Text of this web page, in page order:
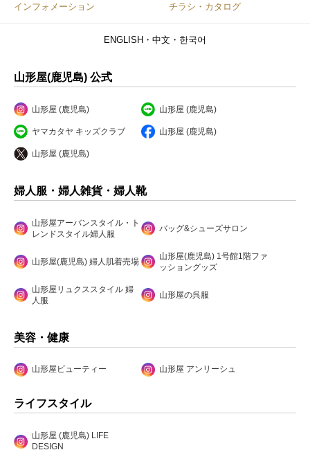
インフォメーション チラシ・カタログ
ENGLISH・中文・한국어
山形屋(鹿児島) 公式
山形屋 (鹿児島) 山形屋 (鹿児島)
ヤマカタヤ キッズクラブ 山形屋 (鹿児島)
山形屋 (鹿児島)
婦人服・婦人雑貨・婦人靴
山形屋アーバンスタイル・ト
レンドスタイル婦人服
バッグ&シューズサロン
山形屋(鹿児島) 婦人肌着売場
山形屋(鹿児島) 1号館1階ファ
ッショングッズ
山形屋リュクススタイル 婦
人服
山形屋の呉服
美容・健康
山形屋ビューティー 山形屋 アンリーシュ
ライフスタイル
山形屋 (鹿児島) LIFE
DESIGN